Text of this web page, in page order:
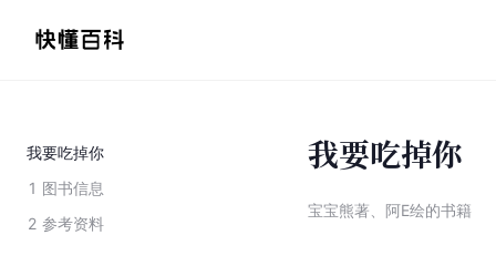
我要吃掉你
1 图书信息
2 参考资料
我要吃掉你
宝宝熊著、阿E绘的书籍